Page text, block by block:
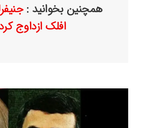
همچنین بخوانید :
افلک ازداوج